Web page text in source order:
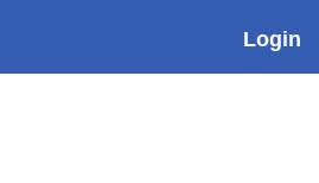
Login